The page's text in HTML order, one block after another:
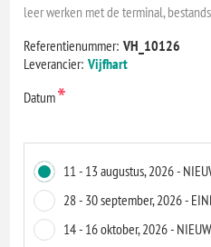
leer werken met de terminal,
Referentienummer: VH_10126
Leverancier: Vijfhart
Datum*
11 - 13 augustus, 2026 -
28 - 30 september, 2026 -
14 - 16 oktober, 2026 -